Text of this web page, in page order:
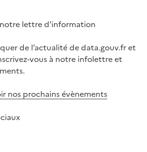
lettre d'information
de l’actualité de data.gouv.fr et
vous à notre infolettre et
nos prochains évènements